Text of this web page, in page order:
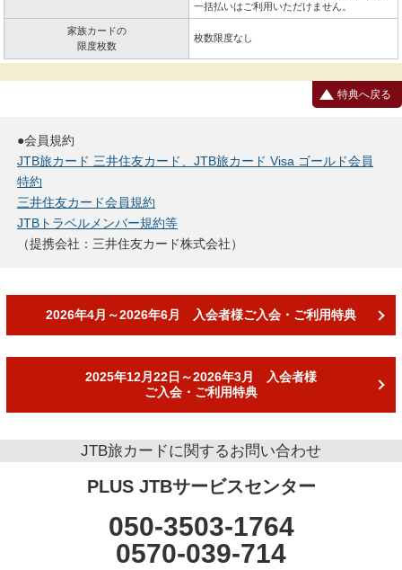
一括払いはご利用いただけません。
家族カードの
限度枚数
枚数限度なし
特典へ戻る
●会員規約
JTB旅カード 三井住友カード、JTB旅カード Visa ゴールド会員
特約
三井住友カード会員規約
JTBトラベルメンバー規約等
（提携会社：三井住友カード株式会社）
2026年4月～2026年6月 入会者様ご入会・ご利用特典
2025年12月22日～2026年3月 入会者様
ご入会・ご利用特典
JTB旅カードに関するお問い合わせ
PLUS JTBサービスセンター
050-3503-1764
0570-039-714